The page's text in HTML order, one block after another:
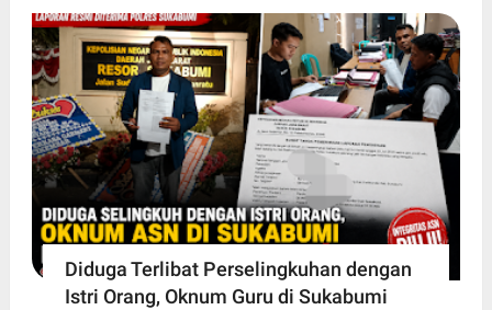
Diduga Terlibat Perselingkuhan dengan
Istri Orang, Oknum Guru di Sukabumi